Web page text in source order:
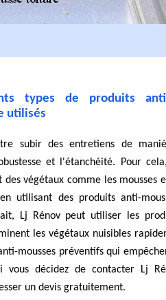
types de produits
utilisés
subir des entretiens de
et l'étanchéité. Pour
des végétaux comme les mousses
utilisant des produits anti-
Lj Rénov peut utiliser les
les végétaux nuisibles
mousses préventifs qui
vous décidez de contacter Lj
un devis gratuitement.